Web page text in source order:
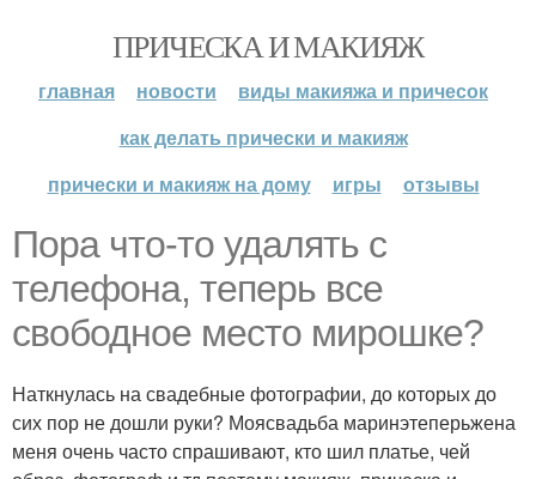
ПРИЧЕСКА И МАКИЯЖ
главная новости
виды макияжа и причесок
как делать прически и макияж
прически и макияж на дому
игры отзывы
Пора что-то удалять с
телефона, теперь все
свободное место мирошке?
Наткнулась на свадебные фотографии, до которых до
сих пор не дошли руки? Моясвадьба маринэтеперьжена
меня очень часто спрашивают, кто шил платье, чей